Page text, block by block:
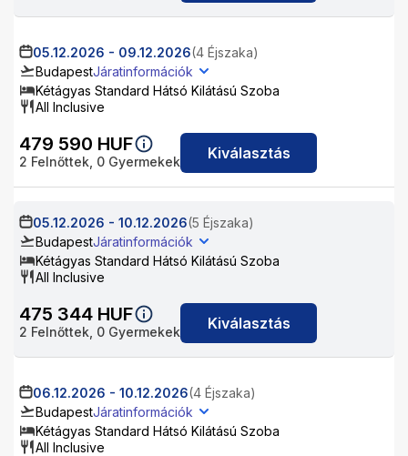
05.12.2026 - 09.12.2026(4 Éjszaka)
BudapestJáratinformációk
Kétágyas Standard Hátsó Kilátású Szoba
All Inclusive
479 590 HUF
2 Felnőttek, 0 Gyermekek Kiválasztás
05.12.2026 - 10.12.2026(5 Éjszaka)
BudapestJáratinformációk
Kétágyas Standard Hátsó Kilátású Szoba
All Inclusive
475 344 HUF
2 Felnőttek, 0 Gyermekek Kiválasztás
06.12.2026 - 10.12.2026(4 Éjszaka)
BudapestJáratinformációk
Kétágyas Standard Hátsó Kilátású Szoba
All Inclusive